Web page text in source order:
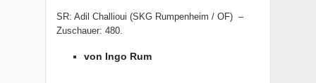
SR: Adil Challioui (SKG Rumpenheim / OF) –
Zuschauer: 480.
von Ingo Rum